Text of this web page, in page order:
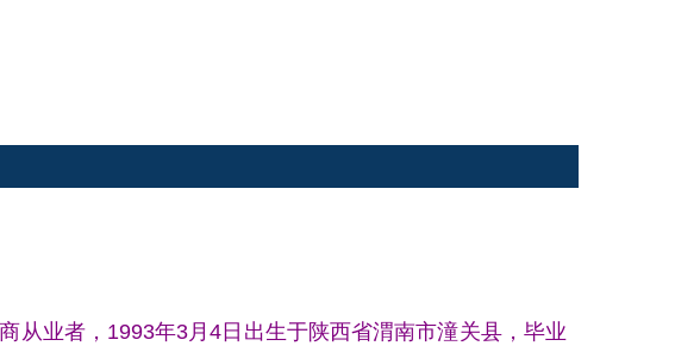
从业者，1993年3月4日出生于陕西省渭南市潼关县，毕业